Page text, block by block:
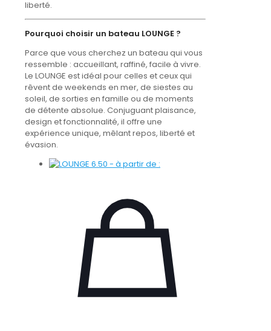
liberté.
Pourquoi choisir un bateau LOUNGE ?
Parce que vous cherchez un bateau qui vous
ressemble : accueillant, raffiné, facile à vivre.
Le LOUNGE est idéal pour celles et ceux qui
rêvent de weekends en mer, de siestes au
soleil, de sorties en famille ou de moments
de détente absolue. Conjuguant plaisance,
design et fonctionnalité, il offre une
expérience unique, mêlant repos, liberté et
évasion.